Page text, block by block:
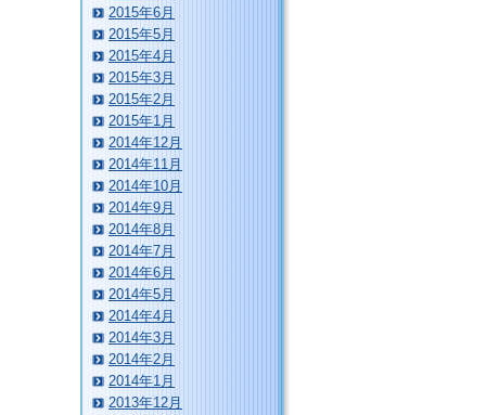
2015年6月
2015年5月
2015年4月
2015年3月
2015年2月
2015年1月
2014年12月
2014年11月
2014年10月
2014年9月
2014年8月
2014年7月
2014年6月
2014年5月
2014年4月
2014年3月
2014年2月
2014年1月
2013年12月